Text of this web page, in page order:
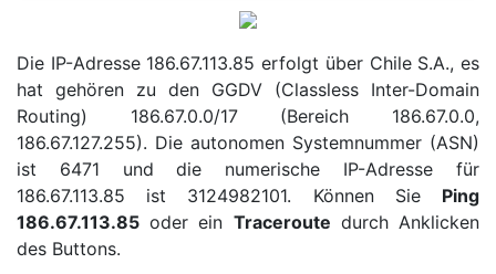
Die IP-Adresse 186.67.113.85 erfolgt über Chile S.A., es
hat gehören zu den GGDV (Classless Inter-Domain
Routing) 186.67.0.0/17 (Bereich 186.67.0.0,
186.67.127.255). Die autonomen Systemnummer (ASN)
ist 6471 und die numerische IP-Adresse für
186.67.113.85 ist 3124982101. Können Sie Ping
186.67.113.85 oder ein Traceroute durch Anklicken
des Buttons.